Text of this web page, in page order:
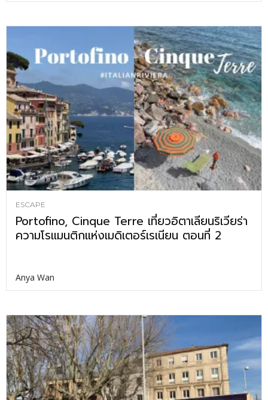
ESCAPE
Portofino, Cinque Terre เที่ยวอิตาเลียนริเวียร่า
ความโรแมนติกแห่งเมดิเตอร์เรเนียน ตอนที่ 2
Anya Wan